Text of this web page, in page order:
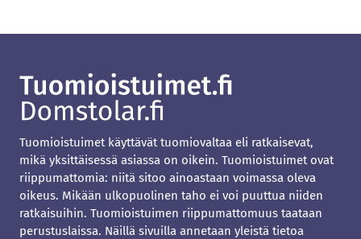
Tuomioistuimet käyttävät tuomiovaltaa eli ratkaisevat,
mikä yksittäisessä asiassa on oikein. Tuomioistuimet ovat
riippumattomia: niitä sitoo ainoastaan voimassa oleva
oikeus. Mikään ulkopuolinen taho ei voi puuttua niiden
ratkaisuihin. Tuomioistuimen riippumattomuus taataan
perustuslaissa. Näillä sivuilla annetaan yleistä tietoa